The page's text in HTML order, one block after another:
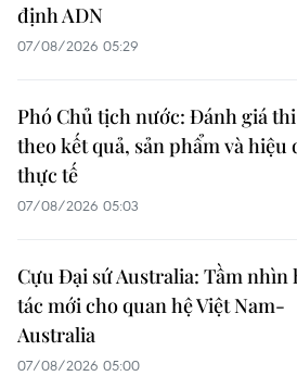
định ADN
07/08/2026 05:29
Phó Chủ tịch nước: Đánh giá
theo kết quả, sản phẩm và hiệu
thực tế
07/08/2026 05:03
Cựu Đại sứ Australia: Tầm nhìn
tác mới cho quan hệ Việt Nam-
Australia
07/08/2026 05:00